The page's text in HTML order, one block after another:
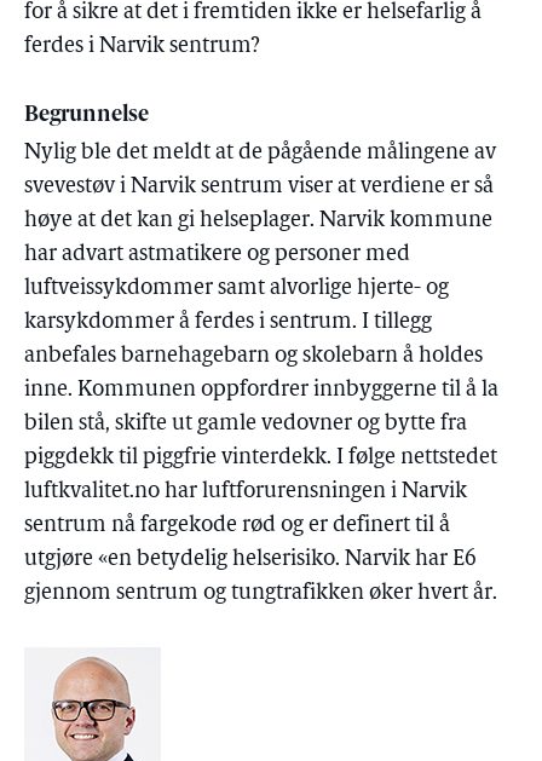
for å sikre at det i fremtiden ikke er helsefarlig å
ferdes i Narvik sentrum?
Begrunnelse
Nylig ble det meldt at de pågående målingene av
svevestøv i Narvik sentrum viser at verdiene er så
høye at det kan gi helseplager. Narvik kommune
har advart astmatikere og personer med
luftveissykdommer samt alvorlige hjerte- og
karsykdommer å ferdes i sentrum. I tillegg
anbefales barnehagebarn og skolebarn å holdes
inne. Kommunen oppfordrer innbyggerne til å la
bilen stå, skifte ut gamle vedovner og bytte fra
piggdekk til piggfrie vinterdekk. I følge nettstedet
luftkvalitet.no har luftforurensningen i Narvik
sentrum nå fargekode rød og er definert til å
utgjøre «en betydelig helserisiko. Narvik har E6
gjennom sentrum og tungtrafikken øker hvert år.